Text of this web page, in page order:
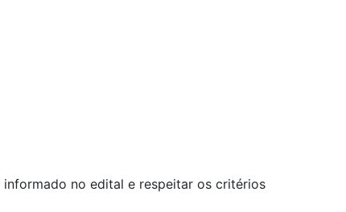
no edital e respeitar os critérios